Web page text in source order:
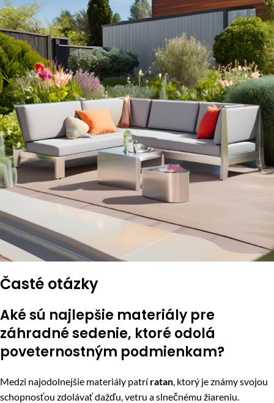
Časté otázky
Aké sú najlepšie materiály pre
záhradné sedenie, ktoré odolá
poveternostným podmienkam?
Medzi najodolnejšie materiály patrí ratan , ktorý je známy svojou
schopnosťou zdolávať dažďu, vetru a slnečnému žiareniu.